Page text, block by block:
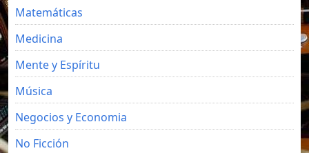
Matemáticas
Medicina
Mente y Espíritu
Música
Negocios y Economia
No Ficción